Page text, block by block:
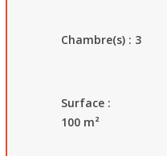
JARDIN
Chambre(s) : 3
Surface :
100m²